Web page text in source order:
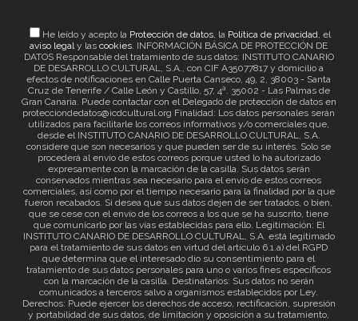
He leído y acepto la Protección de datos, la Política de privacidad, el
aviso legaly lascookies. INFORMACIÓN BÁSICA DE PROTECCIÓN DE
DATOS Responsable del tratamiento de sus datos: INSTITUTO CANARIO
DE DESARROLLO CULTURAL, S.A., con CIF A35077817 y domicilio a
efectos de notificaciones en Calle Puerta Canseco, 49, 2, 38003 - Santa
Cruz de Tenerife / Calle León y Castillo, 57, 4ª. 35002 - Las Palmas de
Gran Canaria. Puede contactar con el Delegado de protección de datos en
protecciondedatos@icdcultural.org Finalidad: Los datos personales serán
utilizados para facilitarle los correos informativos y/o comerciales que,
desde el INSTITUTO CANARIO DE DESARROLLO CULTURAL, S.A.
considere que son necesarios y que pueden ser de su interés. Solo se
procederá al envío de estos correos porque usted lo ha autorizado
expresamente con la marcación de la casilla. Sus datos serán
conservados mientras sea necesario para el envío de estos correos
comerciales, así como por el tiempo necesario para la finalidad por la que
fueron recabados. Si desea que sus datos dejen de ser tratados, o bien,
que se cese con el envío de los correos a los que se ha suscrito, tiene
que comunicarlo por las vías establecidas para ello. Legitimación: El
INSTITUTO CANARIO DE DESARROLLO CULTURAL, S.A. está legitimado
para el tratamiento de sus datos en virtud del artículo 6.1.a) del RGPD
que determina que el interesado dio su consentimiento para el
tratamiento de sus datos personales para uno o varios fines específicos
con la marcación de la casilla. Destinatarios: Sus datos no serán
comunicados a terceros salvo a organismos establecidos por Ley.
Derechos: Puede ejercer los derechos de acceso, rectificación, supresión
y portabilidad de sus datos, de limitación y oposición a su tratamiento,